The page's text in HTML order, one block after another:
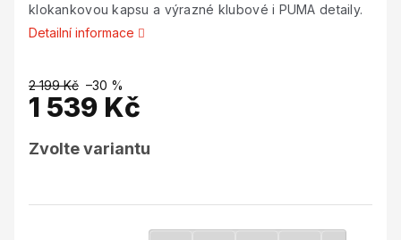
klokankovou kapsu a výrazné klubové i PUMA detaily.
Detailní informace
2 199 Kč –30 %
1 539 Kč
cena:
Zvolte variantu